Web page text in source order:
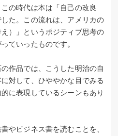
の時代は本は「自己の改良
した。この流れは、アメリカの
え）」というポジティブ思考の
ていったものです。
作品では、こうした明治の自
対して、ひややかな目でみる
に表現しているシーンもあり
やビジネス書を読むことを、